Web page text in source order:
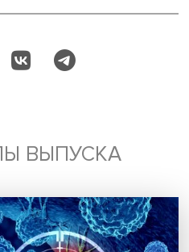
эксперт.
исследователь Проектно-